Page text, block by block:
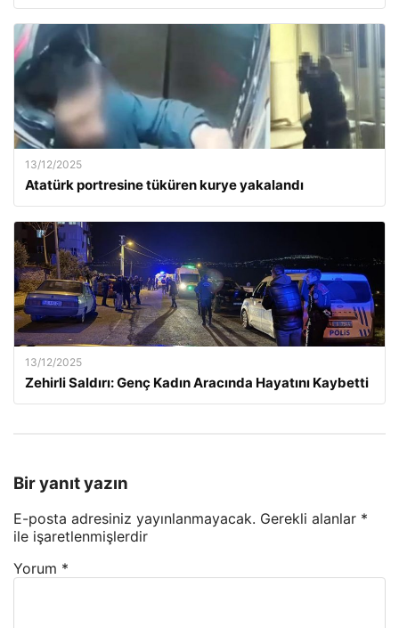
13/12/2025
Atatürk portresine tüküren kurye yakalandı
13/12/2025
Zehirli Saldırı: Genç Kadın Aracında Hayatını Kaybetti
Bir yanıt yazın
E-posta adresiniz yayınlanmayacak. Gerekli alanlar *
ile işaretlenmişlerdir
Yorum *